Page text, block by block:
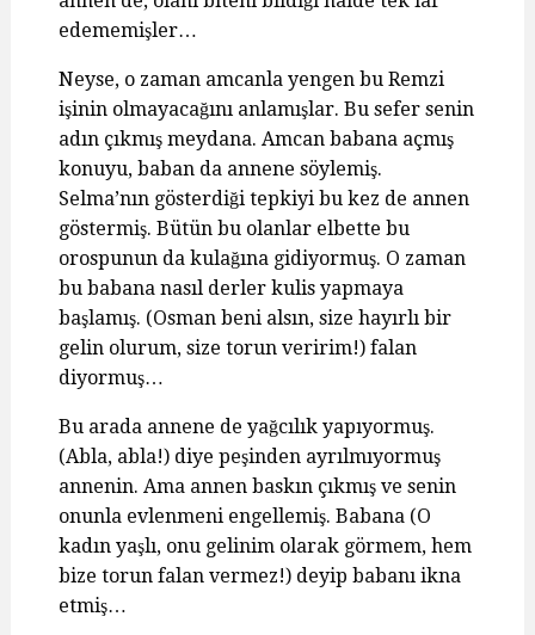
edememişler…
Neyse, o zaman amcanla yengen bu Remzi
işinin olmayacağını anlamışlar. Bu sefer senin
adın çıkmış meydana. Amcan babana açmış
konuyu, baban da annene söylemiş.
Selma’nın gösterdiği tepkiyi bu kez de annen
göstermiş. Bütün bu olanlar elbette bu
orospunun da kulağına gidiyormuş. O zaman
bu babana nasıl derler kulis yapmaya
başlamış. (Osman beni alsın, size hayırlı bir
gelin olurum, size torun veririm!) falan
diyormuş…
Bu arada annene de yağcılık yapıyormuş.
(Abla, abla!) diye peşinden ayrılmıyormuş
annenin. Ama annen baskın çıkmış ve senin
onunla evlenmeni engellemiş. Babana (O
kadın yaşlı, onu gelinim olarak görmem, hem
bize torun falan vermez!) deyip babanı ikna
etmiş…